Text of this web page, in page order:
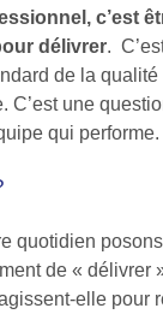
c’est
délivrer.
de la
C’est une
qui performe.
quotidien
de «
elle pour